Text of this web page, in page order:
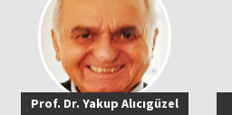
Prof. Dr. Yakup Alıcıgüzel